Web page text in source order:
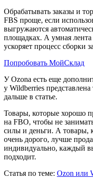
Обрабатывать заказы и
FBS проще, если
выгружаются
площадках. А умная
ускоряет процесс сборки
Попробовать МойСклад
У Ozona есть еще
у Wildberries
дальше в статье.
Товары, которые хорошо
на FBO, чтобы не
силы и деньги. А товары,
очень дорого, лучше
индивидуально, каждый
подходит.
Статья по теме: Ozon или